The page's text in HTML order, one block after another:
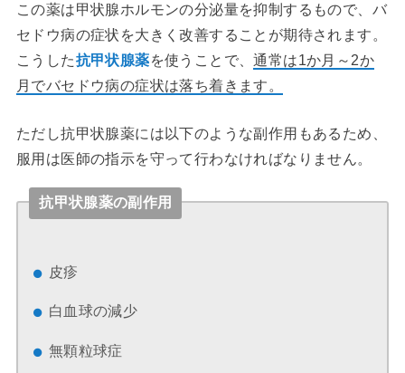
この薬は甲状腺ホルモンの分泌量を抑制するもので、バ
セドウ病の症状を大きく改善することが期待されます。
こうした抗甲状腺薬を使うことで、通常は1か月～2か
月でバセドウ病の症状は落ち着きます。
ただし抗甲状腺薬には以下のような副作用もあるため、
服用は医師の指示を守って行わなければなりません。
抗甲状腺薬の副作用
皮疹
白血球の減少
無顆粒球症